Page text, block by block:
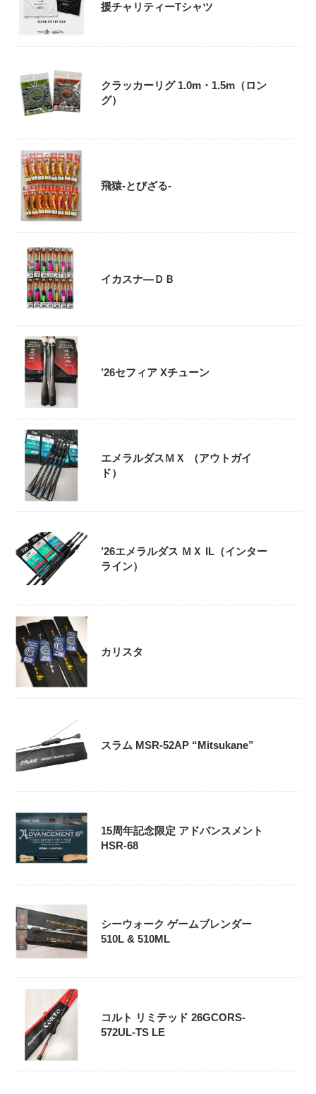
援チャリティーTシャツ
クラッカーリグ 1.0m・1.5m（ロン
グ）
飛猿-とびざる-
イカスナ―ＤＢ
’26セフィア Xチューン
エメラルダスＭＸ （アウトガイ
ド）
’26エメラルダス ＭＸ IL（インター
ライン）
カリスタ
スラム MSR-52AP “Mitsukane”
15周年記念限定 アドバンスメント
HSR-68
シーウォーク ゲームブレンダー
510L & 510ML
コルト リミテッド 26GCORS-
572UL-TS LE